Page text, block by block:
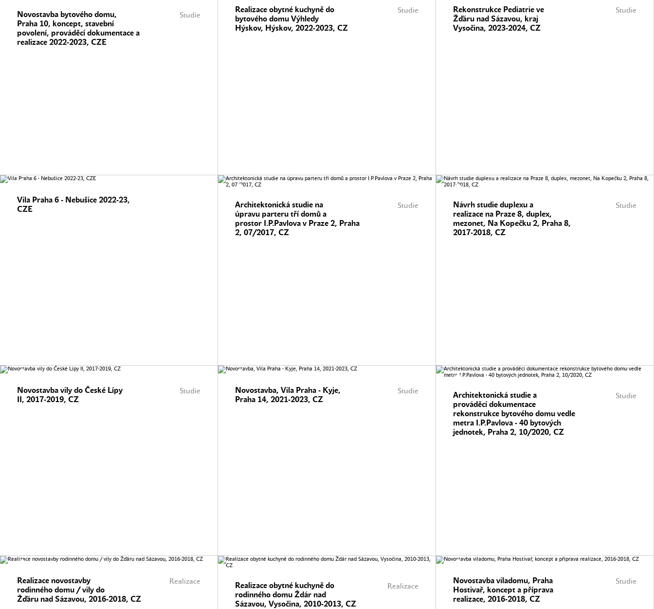
Studie
Novostavba bytového domu,
Praha 10, koncept, stavební
povolení, prováděcí dokumentace a
realizace 2022-2023, CZE
Studie
Realizace obytné kuchyně do
bytového domu Výhledy
Hýskov, Hýskov, 2022-2023, CZ
Studie
Rekonstrukce Pediatrie ve
Žďáru nad Sázavou, kraj
Vysočina, 2023-2024, CZ
Vila Praha 6 - Nebušice 2022-23,
CZE
Studie
Architektonická studie na
úpravu parteru tří domů a
prostor I.P.Pavlova v Praze 2, Praha
2, 07/2017, CZ
Studie
Návrh studie duplexu a
realizace na Praze 8, duplex,
mezonet, Na Kopečku 2, Praha 8,
2017-2018, CZ
Studie
Novostavba vily do České Lípy
II, 2017-2019, CZ
Studie
Novostavba, Vila Praha - Kyje,
Praha 14, 2021-2023, CZ
Studie
Architektonická studie a
prováděcí dokumentace
rekonstrukce bytového domu vedle
metra I.P.Pavlova - 40 bytových
jednotek, Praha 2, 10/2020, CZ
Realizace
Realizace novostavby
rodinného domu / vily do
Žďáru nad Sázavou, 2016-2018, CZ
Realizace
Realizace obytné kuchyně do
rodinného domu Ždár nad
Sázavou, Vysočina, 2010-2013, CZ
Studie
Novostavba viladomu, Praha
Hostivař, koncept a příprava
realizace, 2016-2018, CZ